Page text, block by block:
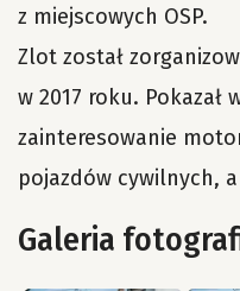
z miejscowych OSP.
Zlot został
w 2017 roku. Pokazał
zainteresowanie
pojazdów cywilnych,
Galeria